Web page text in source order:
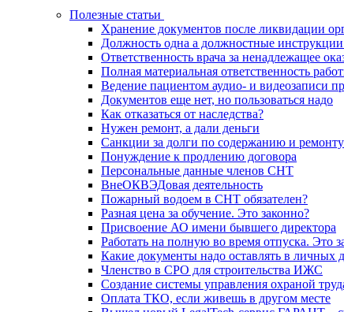
Полезные статьи
Хранение документов после ликвидации
Должность одна а должностные
Ответственность врача за ненадлежащее
Полная материальная ответственность
Ведение пациентом аудио- и видеозаписи
Документов еще нет, но пользоваться надо
Как отказаться от наследства?
Нужен ремонт, а дали деньги
Санкции за долги по содержанию и
Понуждение к продлению договора
Персональные данные членов СНТ
ВнеОКВЭДовая деятельность
Пожарный водоем в СНТ обязателен?
Разная цена за обучение. Это законно?
Присвоение АО имени бывшего директора
Работать на полную во время отпуска. Это
Какие документы надо оставлять в личных
Членство в СРО для строительства ИЖС
Создание системы управления охраной
Оплата ТКО, если живешь в другом месте